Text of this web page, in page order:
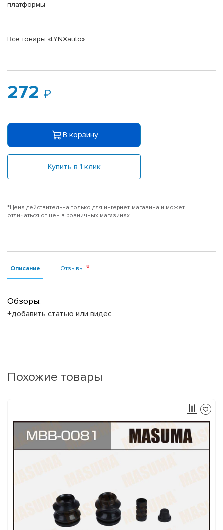
платформы
Все товары «LYNXauto»
272
В корзину
Купить в 1 клик
*Цена действительна только для интернет-магазина и может
отличаться от цен в розничных магазинах
Описание Отзывы
Обзоры:
+добавить статью или видео
Похожие товары